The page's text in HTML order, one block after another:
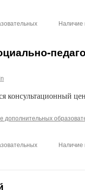
Наличие
консультационный
дополнительных
Наличие